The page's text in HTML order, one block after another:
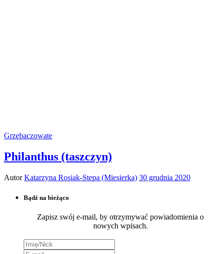
Grzebaczowate
Philanthus (taszczyn)
Autor Katarzyna Rosiak-Stepa (Miesierka) 30 grudnia 2020
Bądź na bieżąco
Zapisz swój e-mail, by otrzymywać powiadomienia o
nowych wpisach.